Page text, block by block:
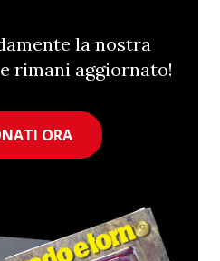
la nostra
rimani aggiornato!
ORA